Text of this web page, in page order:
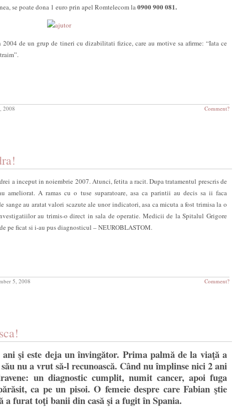
se poate dona 1 euro prin apel Romtelecom la0900 900 081.
de un grup de tineri cu dizabilitati fizice, care au motive sa afirme: “Iata ce
2008 Comment?
a inceput in noiembrie 2007. Atunci, fetita a racit. Dupa tratamentul prescris de
ameliorat. A ramas cu o tuse suparatoare, asa ca parintii au decis sa ii faca
au aratat valori scazute ale unor indicatori, asa ca micuta a fost trimisa la o
au trimis-o direct in sala de operatie. Medicii de la Spitalul Grigore
pe ficat si i-au pus diagnosticul – NEUROBLASTOM.
5, 2008 Comment?
şi este deja un învingător. Prima palmă de la viaţă a
nu a vrut să-l recunoască. Când nu împlinse nici 2 ani
un diagnostic cumplit, numit cancer, apoi fuga
ca pe un pisoi. O femeie despre care Fabian ştie
a furat toţi banii din casă şi a fugit în Spania.